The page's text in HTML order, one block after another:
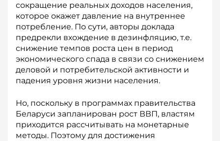
сокращение реальных доходов населения,
которое окажет давление на внутреннее
потребление. По сути, авторы доклада
предрекли вхождение в дезинфляцию, т.е.
снижение темпов роста цен в период
экономического спада в связи со снижением
деловой и потребительской активности и
падения уровня жизни населения.
Но, поскольку в программах правительства
Беларуси запланирован рост ВВП, властям
приходится рассчитывать на монетарные
методы. Поэтому для достижения